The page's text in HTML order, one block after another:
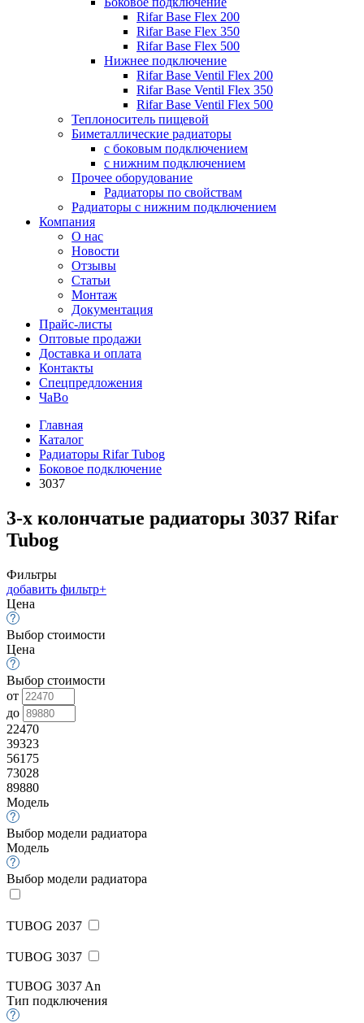
Rifar Base Flex 200
Rifar Base Flex 350
Rifar Base Flex 500
Нижнее подключение
Rifar Base Ventil Flex 200
Rifar Base Ventil Flex 350
Rifar Base Ventil Flex 500
Теплоноситель пищевой
Биметаллические радиаторы
с боковым подключением
с нижним подключением
Прочее оборудование
Радиаторы по свойствам
Радиаторы с нижним подключением
Компания
О нас
Новости
Отзывы
Статьи
Монтаж
Документация
Прайс-листы
Оптовые продажи
Доставка и оплата
Контакты
Спецпредложения
ЧаВо
Главная
Каталог
Радиаторы Rifar Tubog
Боковое подключение
3037
3-х колончатые радиаторы 3037 Rifar
Tubog
Фильтры
добавить фильтр+
Цена
Выбор стоимости
Цена
Выбор стоимости
от
до
22470
39323
56175
73028
89880
Модель
Выбор модели радиатора
Модель
Выбор модели радиатора
TUBOG 2037
TUBOG 3037
TUBOG 3037 An
Тип подключения